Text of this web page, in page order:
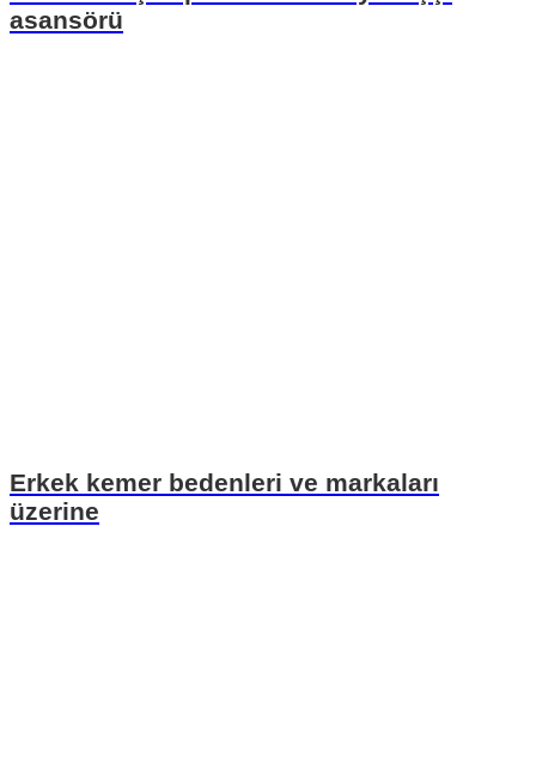
asansörü
Erkek kemer bedenleri ve markaları
üzerine